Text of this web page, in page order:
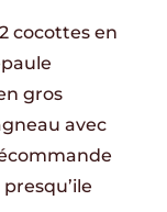
cocottes en
gros
avec